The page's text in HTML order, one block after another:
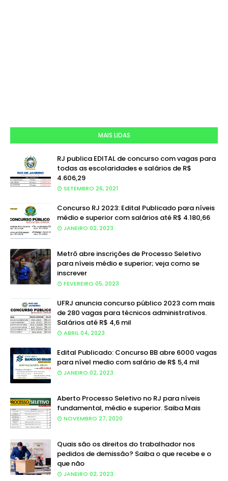
MAIS LIDAS
RJ publica EDITAL de concurso com vagas para
todas as escolaridades e salários de R$
4.606,29
SETEMBRO 26, 2021
Concurso RJ 2023: Edital Publicado para níveis
médio e superior com salários até R$ 4.180,66
JANEIRO 02, 2023
Metrô abre inscrições de Processo Seletivo
para níveis médio e superior; veja como se
inscrever
FEVEREIRO 05, 2023
UFRJ anuncia concurso público 2023 com mais
de 280 vagas para técnicos administrativos.
Salários até R$ 4,6 mil
ABRIL 04, 2023
Edital Publicado: Concurso BB abre 6000 vagas
para nível medio com salário de R$ 5,4 mil
JANEIRO 02, 2023
Aberto Processo Seletivo no RJ para níveis
fundamental, médio e superior. Saiba Mais
NOVEMBRO 27, 2020
Quais são os direitos do trabalhador nos
pedidos de demissão? Saiba o que recebe e o
que não
JANEIRO 02, 2023